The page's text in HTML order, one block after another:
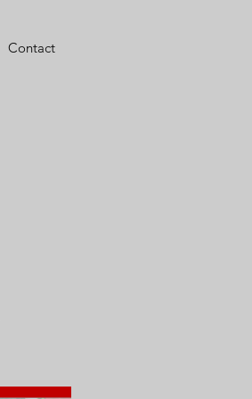
Contact